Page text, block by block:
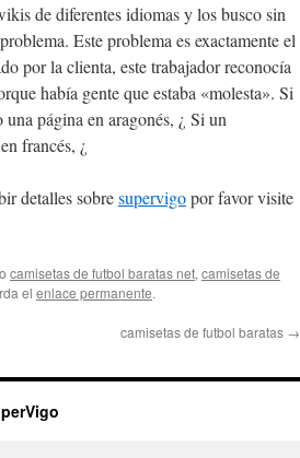
de diferentes idiomas y los busco sin
Este problema es exactamente el
por la clienta, este trabajador reconocía
había gente que estaba «molesta». Si
página en aragonés, ¿ Si un
francés, ¿
detalles sobresupervigopor favor visite
camisetas de futbol baratas net, camisetas de
el enlace permanente.
camisetas de futbol baratas →